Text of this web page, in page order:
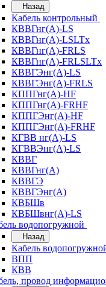
Назад
Кабель контрольный
КВВГнг(А)-LS
КВВГнг(А)-LSLTx
КВВГнг(А)-FRLS
КВВГнг(А)-FRLSLTx
КВВГЭнг(А)-LS
КВВГЭнг(А)-FRLS
КППГнг(А)-HF
КППГнг(А)-FRHF
КППГЭнг(А)-HF
КППГЭнг(А)-FRHF
КГВВ нг(А)-LS
КГВВЭнг(А)-LS
КВВГ
КВВГнг(А)
КВВГЭ
КВВГЭнг(А)
КВБШв
КВБШвнг(А)-LS
водопогружной
Назад
Кабель
ВПП
КВВ
провод